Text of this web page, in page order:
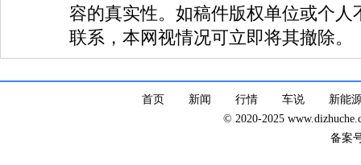
容的真实性。如稿件版权单位或个
联系，本网视情况可立即将其撤除。
首页 新闻 行情 车说
新能
© 2020-2025
备案